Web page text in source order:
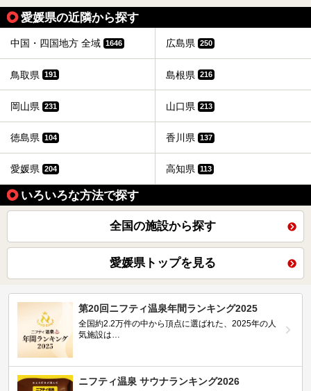
愛媛県の近隣から探す
中国・四国地方 全域 1646 広島県 250
鳥取県 191 島根県 216
岡山県 231 山口県 213
徳島県 104 香川県 137
愛媛県 204 高知県 113
いろいろな方法で探す
全国の施設から探す
愛媛県トップを見る
第20回ニフティ温泉年間ランキング2025
全国約2.2万件の中から頂点に選ばれた、2025年の人
気施設は…
ニフティ温泉 サウナランキング2026